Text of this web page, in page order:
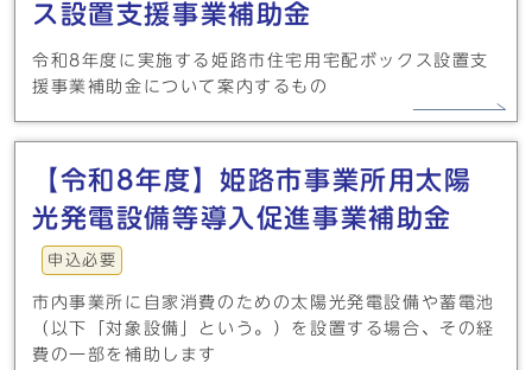
ス設置支援事業補助金
令和8年度に実施する姫路市住宅用宅配ボックス設置支
援事業補助金について案内するもの
【令和8年度】姫路市事業所用太陽
光発電設備等導入促進事業補助金
申込必要
市内事業所に自家消費のための太陽光発電設備や蓄電池
（以下「対象設備」という。）を設置する場合、その経
費の一部を補助します